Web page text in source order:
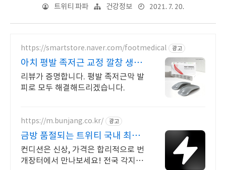
트위티 파파 건강정보 2021. 7. 20.
https://smartstore.naver.com/footmedical 광고
아치 평발 족저근 교정 깔창 생생
한 리뷰를 확인하세요
리뷰가 증명합니다. 평발 족저근막 발
피로 모두 해결해드리겠습니다.
https://m.bunjang.co.kr/ 광고
금방 품절되는 트위티 국내 최대
브랜드 중고거래
컨디션은 신상, 가격은 합리적으로 번
개장터에서 만나보세요! 전국 각지에